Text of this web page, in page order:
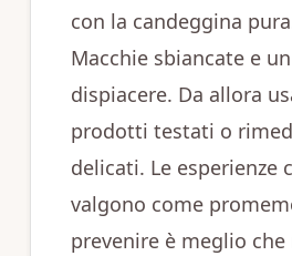
con la candeggina
Macchie sbiancate e
dispiacere. Da allora
prodotti testati o
delicati. Le esperienze
valgono come
prevenire è meglio che